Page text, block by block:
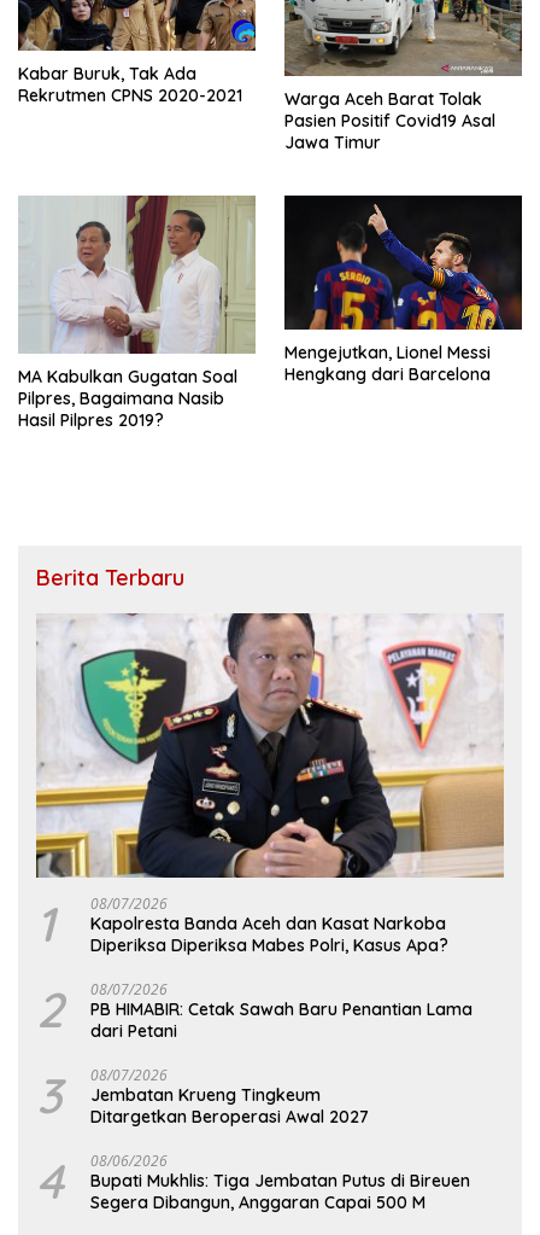
Kabar Buruk, Tak Ada
Rekrutmen CPNS 2020-2021
Warga Aceh Barat Tolak
Pasien Positif Covid19 Asal
Jawa Timur
MA Kabulkan Gugatan Soal
Pilpres, Bagaimana Nasib
Hasil Pilpres 2019?
Mengejutkan, Lionel Messi
Hengkang dari Barcelona
Berita Terbaru
1 08/07/2026
Kapolresta Banda Aceh dan Kasat Narkoba
Diperiksa Diperiksa Mabes Polri, Kasus Apa?
2 08/07/2026
PB HIMABIR: Cetak Sawah Baru Penantian Lama
dari Petani
3 08/07/2026
Jembatan Krueng Tingkeum
Ditargetkan Beroperasi Awal 2027
4 08/06/2026
Bupati Mukhlis: Tiga Jembatan Putus di Bireuen
Segera Dibangun, Anggaran Capai 500 M